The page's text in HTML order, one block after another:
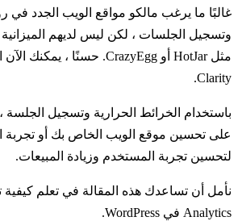
غالبًا ما يرغب مالكو مواقع الويب الجدد في
وتسجيل الجلسات ، لكن ليس لديهم
Clarity.
باستخدام الخرائط الحرارية وتسجيل الجلسة
على تحسين موقع الويب الخاص بك أو تجربة
لتحسين تجربة المستخدم وزيادة المبيعات.
Analytics في WordPress.